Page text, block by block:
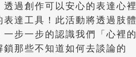
過創作可以安心的表達心裡
達工具！此活動將透過肢體
步一步的認識我們「心裡的
那些不知道如何去談論的